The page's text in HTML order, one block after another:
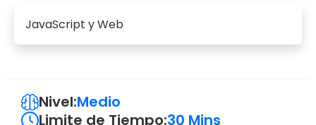
JavaScript y Web
Nivel:Medio
Limite de Tiempo:30 Mins